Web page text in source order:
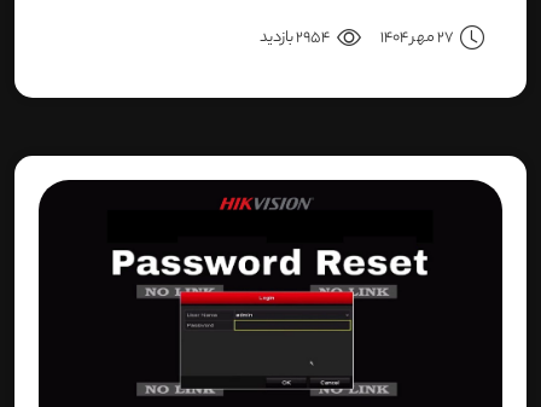
نتیجه می‌رسیم.
27 مهر 1404 2954 بازدید